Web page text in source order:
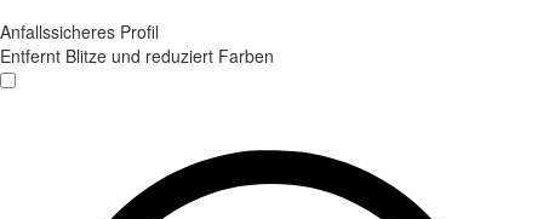
Anfallssicheres Profil
Entfernt Blitze und reduziert Farben